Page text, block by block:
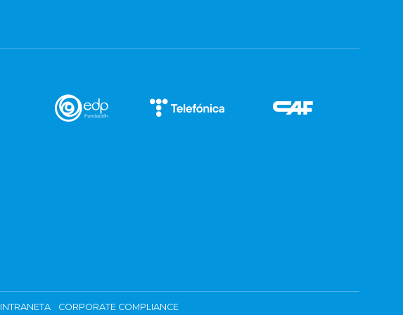
INTRANETA CORPORATE COMPLIANCE